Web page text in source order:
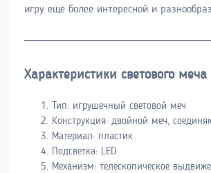
игру ещё более интересной и
Характеристики светового меча
Тип: игрушечный световой меч
Конструкция: двойной меч,
Материал: пластик
Подсветка: LED
Механизм: телескопическое